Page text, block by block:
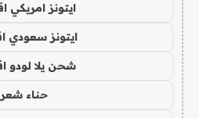
ايتونز امريكي
ايتونز سعودي
شحن يلا لودو
حناء شعر